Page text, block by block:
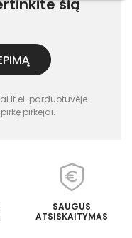
šią
el. parduotuvėje
pirkėjai.
SAUGUS
ATSISKAITYMAS